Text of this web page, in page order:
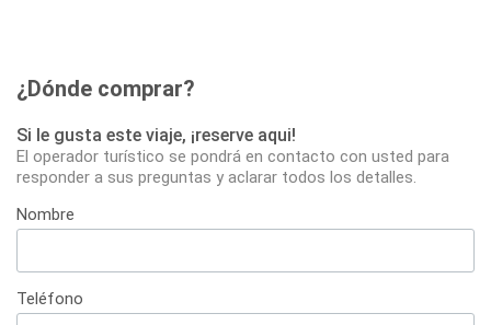
¿Dónde comprar?
Si le gusta este viaje, ¡reserve aqui!
El operador turístico se pondrá en contacto con usted para
responder a sus preguntas y aclarar todos los detalles.
Nombre
Teléfono